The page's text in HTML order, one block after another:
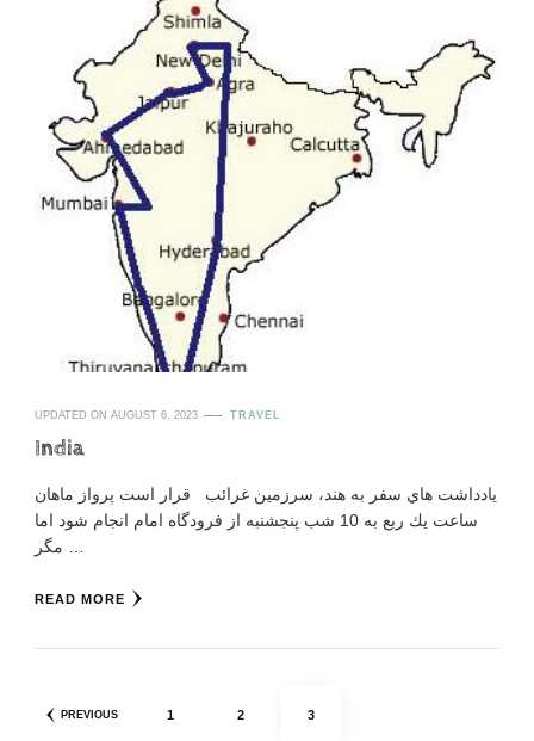
UPDATED ON AUGUST 6, 2023 TRAVEL
India
يادداشت هاي سفر به هند، سرزمین غرائب قرار است پرواز ماهان
ساعت يك ربع به 10 شب پنجشنبه از فرودگاه امام انجام شود اما
مگر …
READ MORE
Posts
PREVIOUS PAGE
1 PAGE
2 PAGE
3